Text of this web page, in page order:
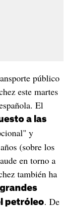
público
este martes
El
a las
y
(sobre los
en torno a
también ha
petróleo. De